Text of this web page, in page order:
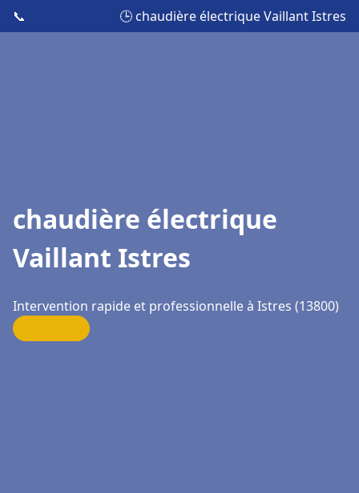
📞 🕒 chaudière électrique Vaillant Istres
chaudière électrique
Vaillant Istres
Intervention rapide et professionnelle à Istres (13800)